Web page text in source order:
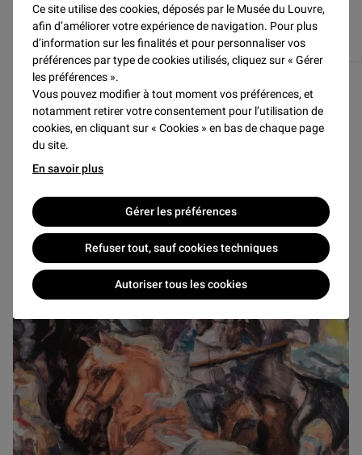
Ce site utilise des cookies, déposés par le Musée du Louvre,
afin d’améliorer votre expérience de navigation. Pour plus
d’information sur les finalités et pour personnaliser vos
préférences par type de cookies utilisés, cliquez sur « Gérer
les préférences ».
Vous pouvez modifier à tout moment vos préférences, et
notamment retirer votre consentement pour l’utilisation de
cookies, en cliquant sur « Cookies » en bas de chaque page
du site.
En savoir plus
Gérer les préférences
Refuser tout, sauf cookies techniques
Autoriser tous les cookies
ARTISTES INVITÉS